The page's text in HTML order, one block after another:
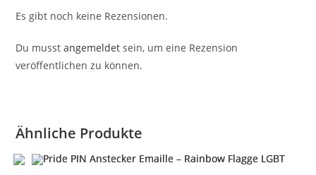
Es gibt noch keine Rezensionen.
Du musstangemeldet sein, um eine Rezension
veröffentlichen zu können.
Ähnliche Produkte